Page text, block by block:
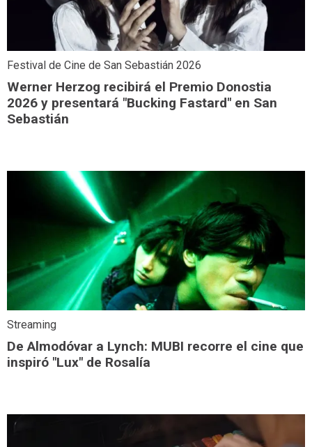
Festival de Cine de San Sebastián 2026
Werner Herzog recibirá el Premio Donostia
2026 y presentará "Bucking Fastard" en San
Sebastián
Streaming
De Almodóvar a Lynch: MUBI recorre el cine que
inspiró "Lux" de Rosalía